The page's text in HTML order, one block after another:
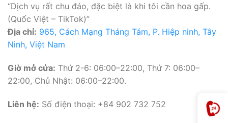
“Dịch vụ rất chu đáo, đặc biệt là khi tôi cần hoa gấp.
(Quốc Việt – TikTok)”
Địa chỉ: 965, Cách Mạng Tháng Tám, P. Hiệp ninh, Tây
Ninh, Việt Nam
Giờ mở cửa: Thứ 2-6: 06:00–22:00, Thứ 7: 06:00–
22:00, Chủ Nhật: 06:00–22:00.
Liên hệ: Số điện thoại: +84 902 732 752